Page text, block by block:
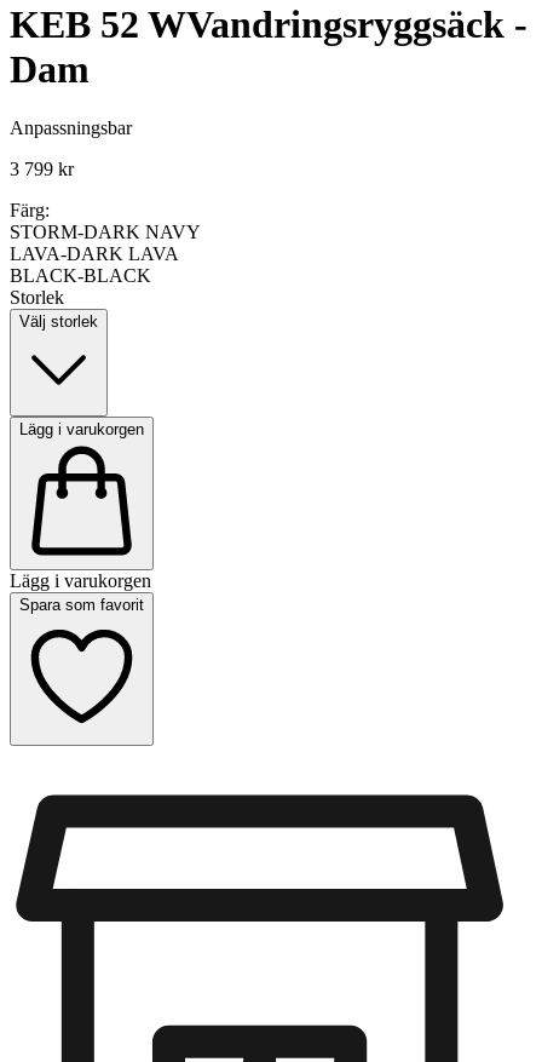
KEB 52 WVandringsryggsäck -
Dam
Anpassningsbar
3 799 kr
Färg:
STORM-DARK NAVY
LAVA-DARK LAVA
BLACK-BLACK
Storlek
Välj storlek
Lägg i varukorgen
Lägg i varukorgen
Spara som favorit